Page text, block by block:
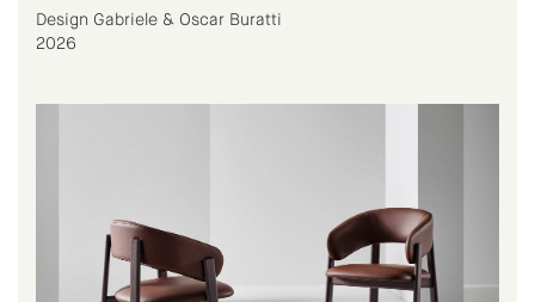
Design Gabriele & Oscar Buratti
2026